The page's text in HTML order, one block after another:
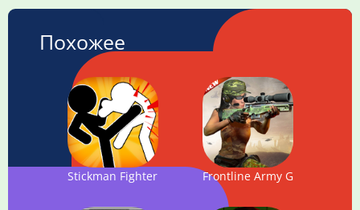
Похожее
Stickman Fighter: Mega BrawlFrontline Army Girl